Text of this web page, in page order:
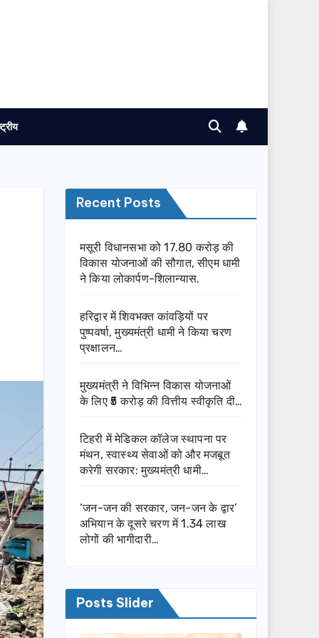
Recent Posts
मसूरी विधानसभा को 17.80 करोड़ की
विकास योजनाओं की सौगात, सीएम धामी
ने किया लोकार्पण-शिलान्यास.
हरिद्वार में शिवभक्त कांवड़ियों पर
पुष्पवर्षा, मुख्यमंत्री धामी ने किया चरण
प्रक्षालन…
मुख्यमंत्री ने विभिन्न विकास योजनाओं
के लिए ₹5 करोड़ की वित्तीय स्वीकृति दी…
टिहरी में मेडिकल कॉलेज स्थापना पर
मंथन, स्वास्थ्य सेवाओं को और मजबूत
करेगी सरकार: मुख्यमंत्री धामी…
‘जन-जन की सरकार, जन-जन के द्वार’
अभियान के दूसरे चरण में 1.34 लाख
लोगों की भागीदारी…
Posts Slider